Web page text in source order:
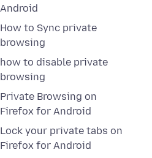
Android
How to Sync private
browsing
how to disable private
browsing
Private Browsing on
Firefox for Android
Lock your private tabs on
Firefox for Android